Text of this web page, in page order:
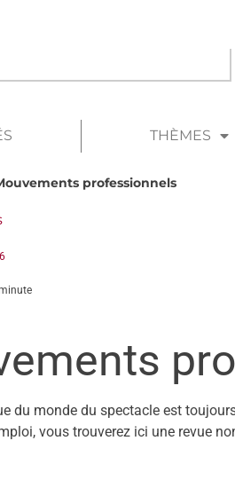
THÈMES
professionnels
du monde du spectacle est
vous trouverez ici une revue